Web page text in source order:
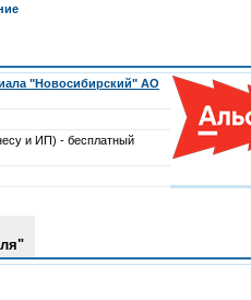
"Новосибирский" АО
и ИП) - бесплатный